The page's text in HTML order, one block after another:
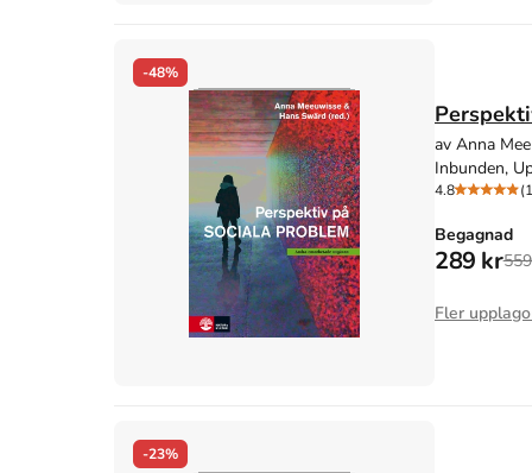
-48%
av Anna
Inbunden,
4.8
Begagnad
289 kr
Fler
-23%